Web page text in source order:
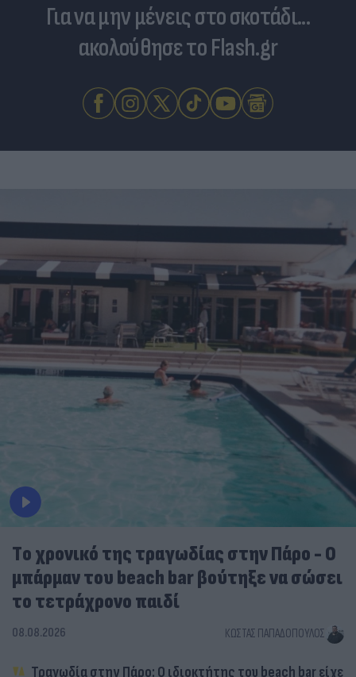
Για να μην μένεις στο σκοτάδι...
ακολούθησε το Flash.gr
Tο χρονικό της τραγωδίας στην Πάρο - Ο
μπάρμαν του beach bar βούτηξε να σώσει
το τετράχρονο παιδί
08.08.2026 ΚΏΣΤΑΣ ΠΑΠΑΔΌΠΟΥΛΟΣ
Τραγωδία στην Πάρο: Ο ιδιοκτήτης του beach bar είχε